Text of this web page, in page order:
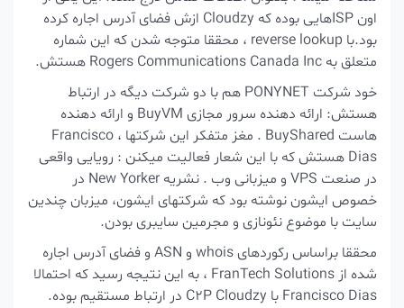
اون ISPهایی بوده که Cloudzy ازش فضای آدرس اجاره کرده
بود.با reverse lookup ، محققا متوجه شدن که این شماره
متعلق به Rogers Communications Canada Inc هستش.
خود شرکت PONYNET هم با دو شرکت دیگه در ارتباط
هستش: ارائه دهنده سرور مجازی BuyVM و ارائه دهنده
هاست BuyShared . مغز متفکر این شرکتها ، Francisco
Dias هستش که با این شعار فعالیت میکنن :
رویایی واقعی
در صنعت VPS و میزبانی وب
. نشریه New Yorker در
خصوص ایشون نوشته بود که شرکتهای ایشون، میزبان چندین
سایت با موضوع نئونازی و مجرمین سایبری بودن.
محققا براساس رکوردهای whois و ASN و فضای آدرس اجاره
شده از FranTech Solutions ، به این نتیجه رسید که احتمالا
Francisco Dias با C2P Cloudzy در ارتباط مستقیم بوده.